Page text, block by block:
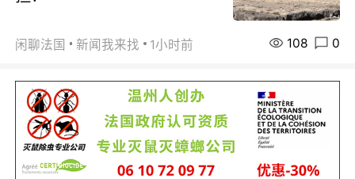
闲聊法国 新闻我来找 1小时前 108 0